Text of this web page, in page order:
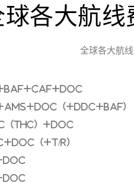
各大航线
全球各大航
（+DDC+BAF）
（THC）+DOC
（+T/R）